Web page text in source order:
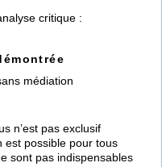
critique :
médiation
n’est pas exclusif
est possible pour tous
sont pas indispensables